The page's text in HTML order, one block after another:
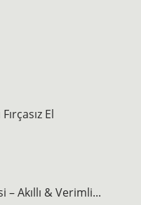
El
– Akıllı & Verimli...